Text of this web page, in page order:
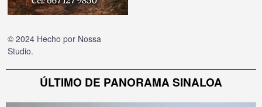
© 2024 Hecho por Nossa
Studio.
ÚLTIMO DE PANORAMA SINALOA